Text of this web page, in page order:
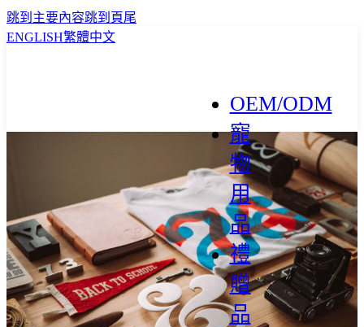
跳到主要內容跳到頁尾
ENGLISH繁體中文
OEM/ODM
寵
物
用
品
禮
贈
品